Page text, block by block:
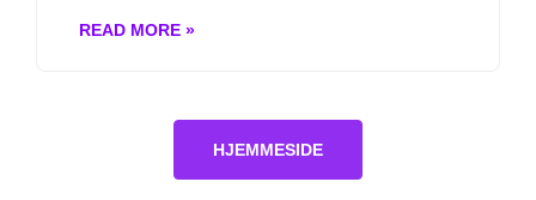
READ MORE »
HJEMMESIDE